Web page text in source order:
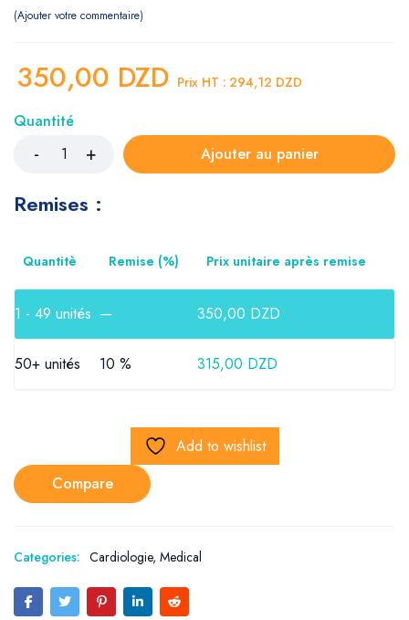
Ajouter votre commentaire
350,00 DZD Prix HT : 294,12 DZD
Quantité
Ajouter au panier
Remises :
Quantitè Remise (%) Prix unitaire après remise
1 - 49 unités — 350,00 DZD
50+ unités 10 % 315,00 DZD
Add to wishlist
Compare
Categories: Cardiologie, Medical